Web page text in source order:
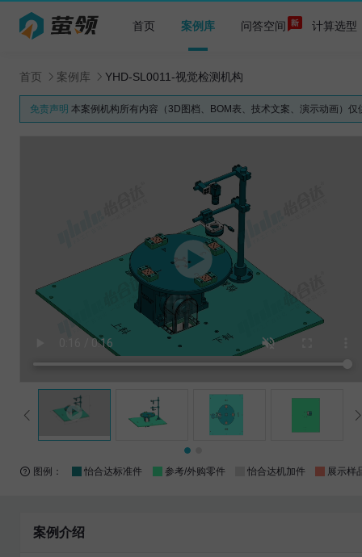
首页 案例库 问答空间 计算选型
首页 案例库 YHD-SL0011-视觉检测机构
免责声明 本案例机构所有内容（3D图档、BOM表、技术文案、演示动画）
图例： 怡合达标准件 参考/外购零件 怡合达机加件 展示样
案例介绍